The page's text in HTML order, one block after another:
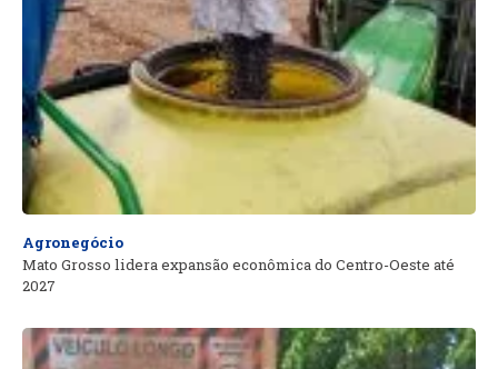
Agronegócio
Mato Grosso lidera expansão econômica do Centro-Oeste até
2027